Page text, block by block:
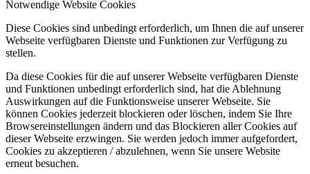
Notwendige Website Cookies
Diese Cookies sind unbedingt erforderlich, um Ihnen die auf unserer
Webseite verfügbaren Dienste und Funktionen zur Verfügung zu
stellen.
Da diese Cookies für die auf unserer Webseite verfügbaren Dienste
und Funktionen unbedingt erforderlich sind, hat die Ablehnung
Auswirkungen auf die Funktionsweise unserer Webseite. Sie
können Cookies jederzeit blockieren oder löschen, indem Sie Ihre
Browsereinstellungen ändern und das Blockieren aller Cookies auf
dieser Webseite erzwingen. Sie werden jedoch immer aufgefordert,
Cookies zu akzeptieren / abzulehnen, wenn Sie unsere Website
erneut besuchen.